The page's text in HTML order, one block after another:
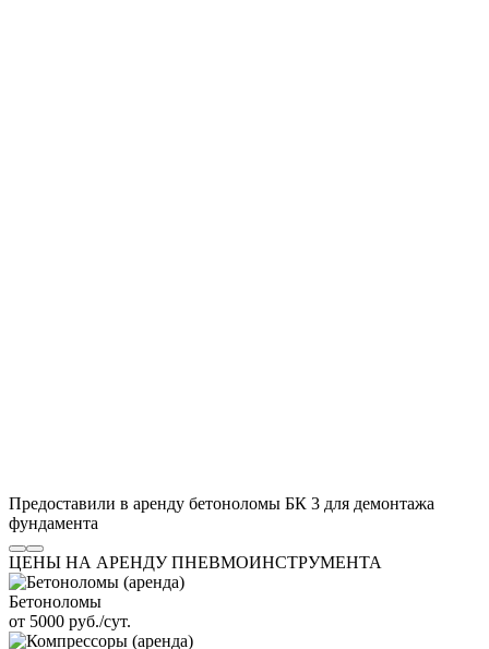
Предоставили в аренду бетоноломы БК 3 для демонтажа
фундамента
ЦЕНЫ НА АРЕНДУ ПНЕВМОИНСТРУМЕНТА
Бетоноломы
от 5000 руб./сут.